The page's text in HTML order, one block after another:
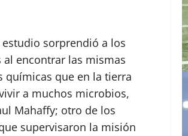
estudio sorprendió a los
al encontrar las mismas
químicas que en la tierra
a muchos microbios,
Mahaffy; otro de los
supervisaron la misión